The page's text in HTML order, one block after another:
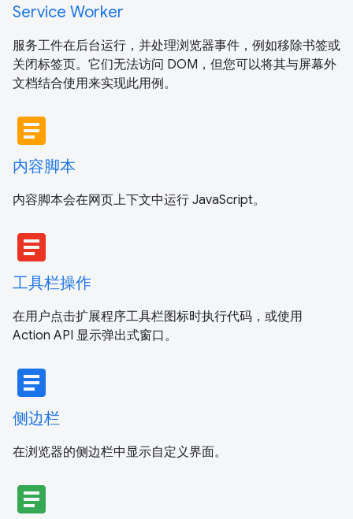
Service Worker
服务工件在后台运行，并处理浏览器事件，例如移除书签或
关闭标签页。它们无法访问 DOM，但您可以将其与屏幕外
文档结合使用来实现此用例。
article
内容脚本
内容脚本会在网页上下文中运行 JavaScript。
article
工具栏操作
在用户点击扩展程序工具栏图标时执行代码，或使用
Action API 显示弹出式窗口。
article
侧边栏
在浏览器的侧边栏中显示自定义界面。
article